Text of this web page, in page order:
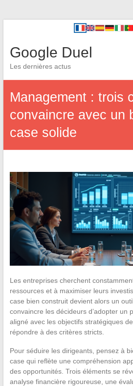
Google Duel
Les dernières actus
Management : trois
convaincre avec un
case solide
Les entreprises cherchent
ressources et à maximiser leurs
case bien construit devient alors un
convaincre les décideurs d’adopter un
aligné avec les objectifs stratégiques
répondre à des critères stricts.
Pour séduire les dirigeants, pensez à
case qui reflète une compréhension
des opportunités. Trois éléments se
analyse financière rigoureuse, une